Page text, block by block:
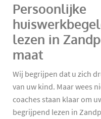
Persoonlijke
lezen in
maat
Wij begrijpen dat u zich
van uw kind. Maar wees
coaches staan klaar om
begrijpend lezen in